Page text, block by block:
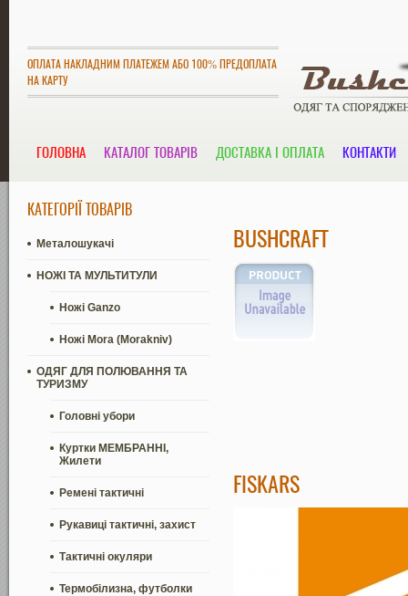
ОПЛАТА НАКЛАДНИМ ПЛАТЕЖЕМ АБО 100% ПРЕДОПЛАТА
НА КАРТУ
ГОЛОВНА КАТАЛОГ ТОВАРІВ ДОСТАВКА І ОПЛАТА КОНТАКТИ
КАТЕГОРІЇ ТОВАРІВ
Металошукачі
НОЖІ ТА МУЛЬТИТУЛИ
Ножі Ganzo
Ножі Mora (Morakniv)
ОДЯГ ДЛЯ ПОЛЮВАННЯ ТА
ТУРИЗМУ
Головні убори
Куртки МЕМБРАННІ,
Жилети
Ремені тактичні
Рукавиці тактичні, захист
Тактичні окуляри
Термобілизна, футболки
BUSHCRAFT
FISKARS